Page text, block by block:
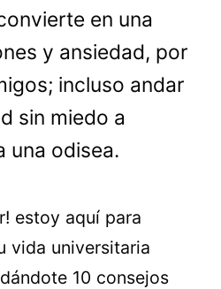
en una
y ansiedad, por
incluso andar
sin miedo a
una odisea.
estoy aquí para
vida universitaria
10 consejos